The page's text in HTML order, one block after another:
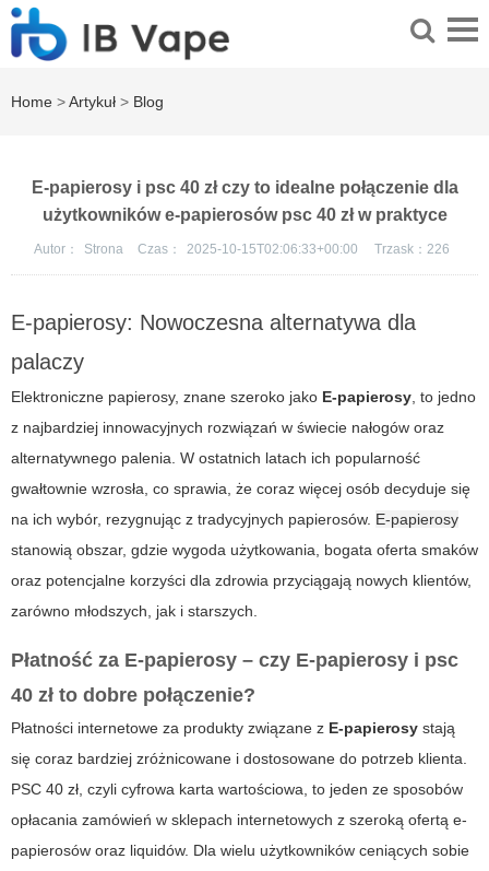
Home >Artykuł > Blog
E-papierosy i psc 40 zł czy to idealne połączenie dla
użytkowników e-papierosów psc 40 zł w praktyce
Autor： Strona Czas： 2025-10-15T02:06:33+00:00 Trzask： 226
E-papierosy: Nowoczesna alternatywa dla
palaczy
Elektroniczne papierosy, znane szeroko jako E-papierosy, to jedno
z najbardziej innowacyjnych rozwiązań w świecie nałogów oraz
alternatywnego palenia. W ostatnich latach ich popularność
gwałtownie wzrosła, co sprawia, że coraz więcej osób decyduje się
na ich wybór, rezygnując z tradycyjnych papierosów. E-papierosy
stanowią obszar, gdzie wygoda użytkowania, bogata oferta smaków
oraz potencjalne korzyści dla zdrowia przyciągają nowych klientów,
zarówno młodszych, jak i starszych.
Płatność za E-papierosy – czy E-papierosy i psc
40 zł to dobre połączenie?
Płatności internetowe za produkty związane z E-papierosy stają
się coraz bardziej zróżnicowane i dostosowane do potrzeb klienta.
PSC 40 zł, czyli cyfrowa karta wartościowa, to jeden ze sposobów
opłacania zamówień w sklepach internetowych z szeroką ofertą e-
papierosów oraz liquidów. Dla wielu użytkowników ceniących sobie